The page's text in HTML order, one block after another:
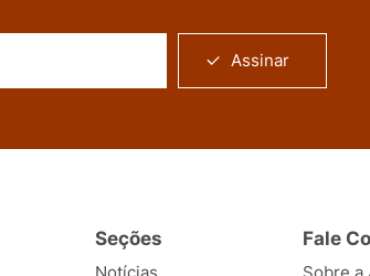
Assinar
Seções Fale